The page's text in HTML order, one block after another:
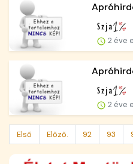
2 éve
2 éve
Első Előző. 92 93